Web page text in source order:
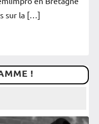
sur la […]
!